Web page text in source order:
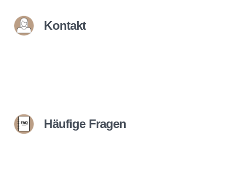
Kontakt
Häufige Fragen